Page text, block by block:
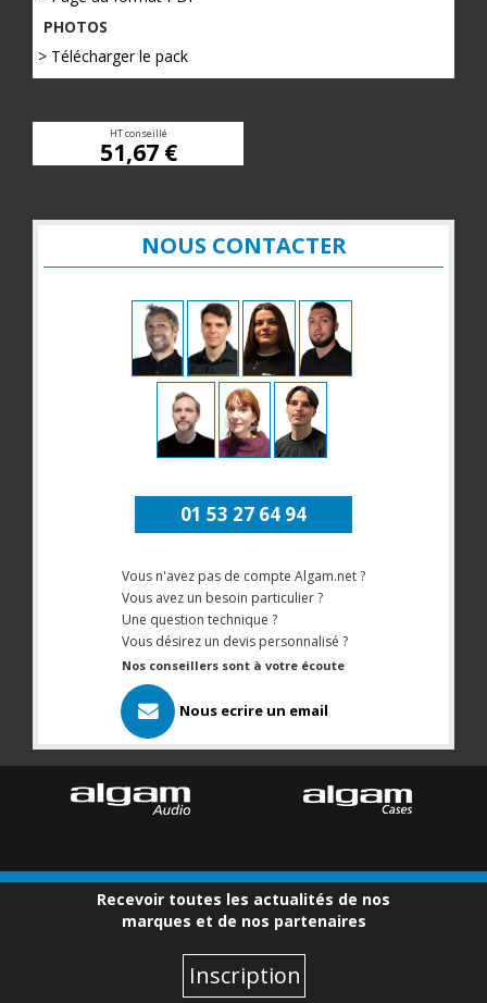
PHOTOS
> Télécharger le pack
HT conseillé
51,67 €
NOUS CONTACTER
01 53 27 64 94
Vous n'avez pas de compte Algam.net ?
Vous avez un besoin particulier ?
Une question technique ?
Vous désirez un devis personnalisé ?
Nos conseillers sont à votre écoute
Nous ecrire un email
Recevoir toutes les actualités de nos
marques et de nos partenaires
Inscription